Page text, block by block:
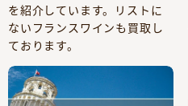
を紹介しています。リストに
ないフランスワインも買取し
ております。